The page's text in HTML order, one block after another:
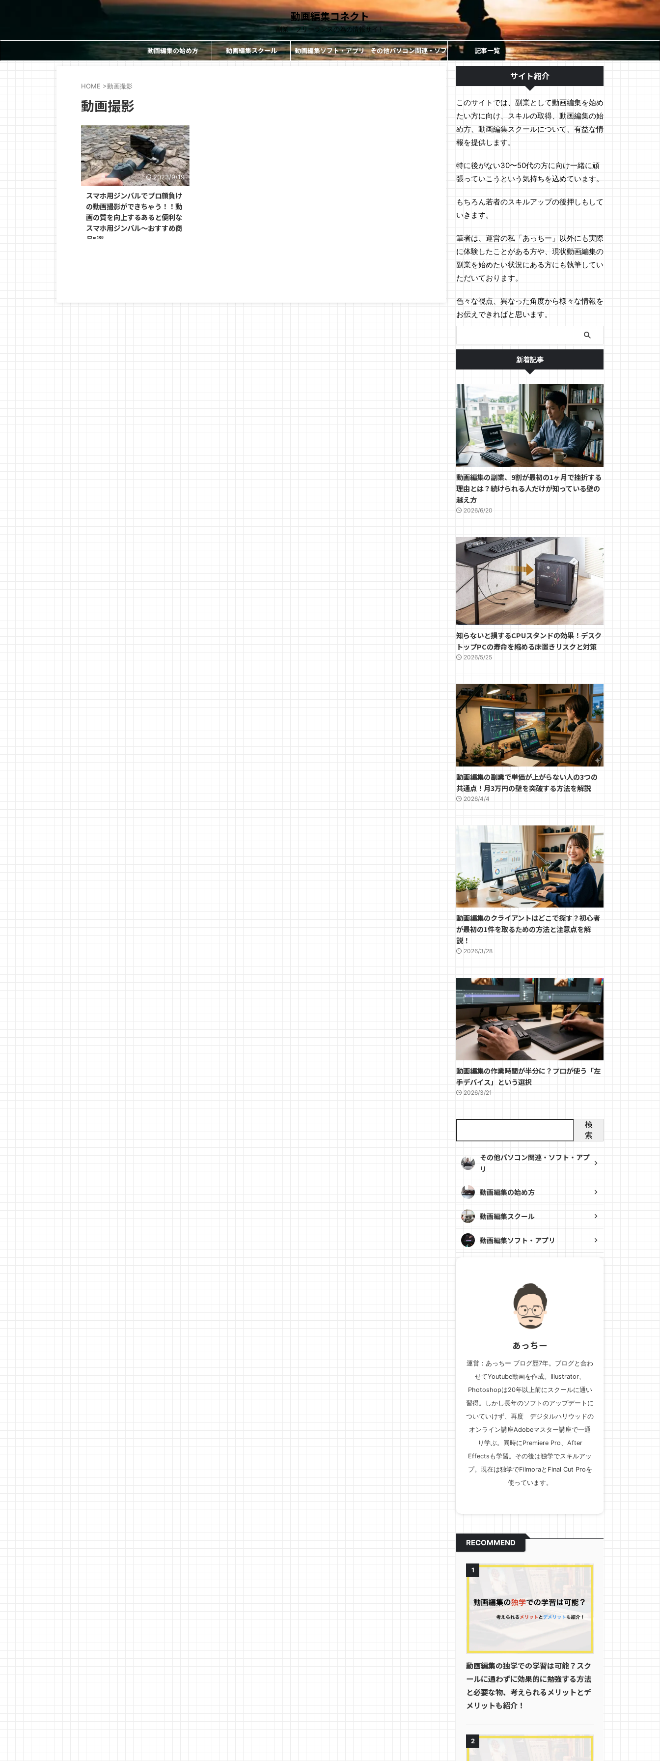
動画編集コネクト
副業・フリーランスの為の情報サイト
動画編集の始め方 動画編集スクール 動画編集ソフト・アプリ その他パソコン関連・ソフ 記事一覧
HOME >動画撮影
動画撮影
2023/9/19
スマホ用ジンバルでプロ顔負け
の動画撮影ができちゃう！！動
画の質を向上するあると便利な
スマホ用ジンバル～おすすめ商
品5選
サイト紹介
このサイトでは、副業として動画編集を始め
たい方に向け、スキルの取得、動画編集の始
め方、動画編集スクールについて、有益な情
報を提供します。
特に後がない30〜50代の方に向け一緒に頑
張っていこうという気持ちを込めています。
もちろん若者のスキルアップの後押しもして
いきます。
筆者は、運営の私「あっちー」以外にも実際
に体験したことがある方や、現状動画編集の
副業を始めたい状況にある方にも執筆してい
ただいております。
色々な視点、異なった角度から様々な情報を
お伝えできればと思います。
新着記事
動画編集の副業、9割が最初の1ヶ月で挫折する
理由とは？続けられる人だけが知っている壁の
越え方
2026/6/20
知らないと損するCPUスタンドの効果！デスク
トップPCの寿命を縮める床置きリスクと対策
2026/5/25
動画編集の副業で単価が上がらない人の3つの
共通点！月3万円の壁を突破する方法を解説
2026/4/4
動画編集のクライアントはどこで探す？初心者
が最初の1件を取るための方法と注意点を解
説！
2026/3/28
動画編集の作業時間が半分に？プロが使う「左
手デバイス」という選択
2026/3/21
検
索
その他パソコン関連・ソフト・アプ
リ
動画編集の始め方
動画編集スクール
動画編集ソフト・アプリ
あっちー
運営：あっちー ブログ歴7年。ブログと合わ
せてYoutube動画を作成。Illustrator、
Photoshopは20年以上前にスクールに通い
習得。しかし長年のソフトのアップデートに
ついていけず、再度 デジタルハリウッドの
オンライン講座Adobeマスター講座で一通
り学ぶ。同時にPremiere Pro、After
Effectsも学習。その後は独学でスキルアッ
プ。現在は独学でFilmoraとFinal Cut Proを
使っています。
RECOMMEND
1
動画編集の独学での学習は可能？スク
ールに通わずに効果的に勉強する方法
と必要な物、考えられるメリットとデ
メリットも紹介！
2